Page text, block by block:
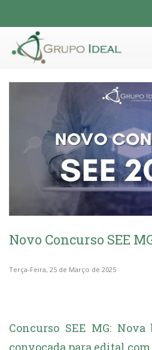
Novo Concurso SEE
Terça-Feira, 25 de Março de 2025
Concurso SEE MG: